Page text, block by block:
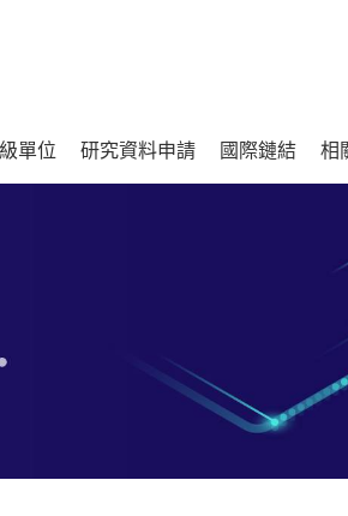
單位 研究資料申請 國際鏈結 相